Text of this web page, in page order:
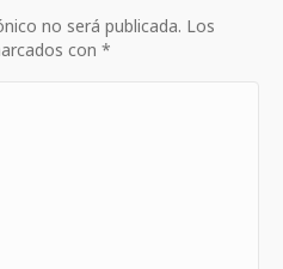
no será publicada. Los
con *